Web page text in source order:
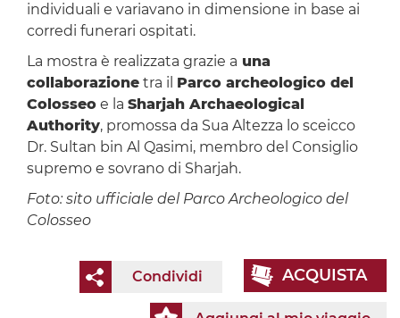
individuali e variavano in dimensione in base ai
corredi funerari ospitati.
La mostra è realizzata grazie a una
collaborazionetra il Parco archeologico del
Colosseoe la Sharjah Archaeological
Authority, promossa da Sua Altezza lo sceicco
Dr. Sultan bin Al Qasimi, membro del Consiglio
supremo e sovrano di Sharjah.
Foto: sito ufficiale del Parco Archeologico del
Colosseo
ACQUISTA
Condividi